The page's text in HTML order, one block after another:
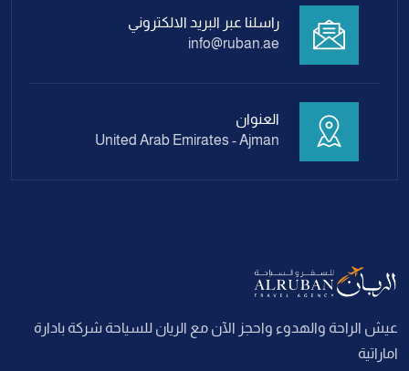
راسلنا عبر البريد الالكتروني
info@ruban.ae
العنوان
United Arab Emirates - Ajman
عيش الراحة والهدوء واحجز الآن مع الريان للسياحة شركة بادارة
اماراتية